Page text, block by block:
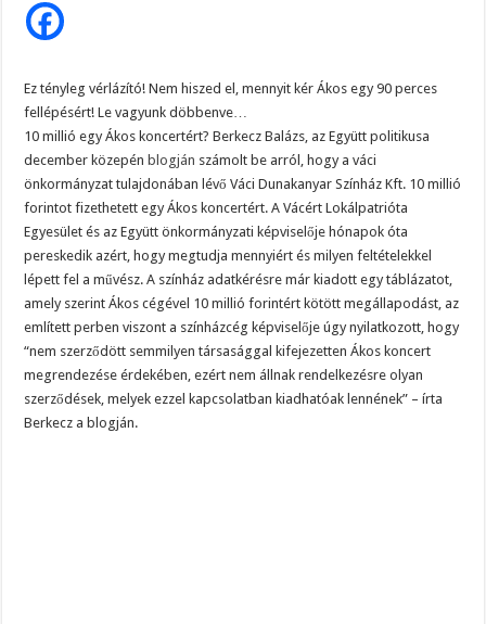
a
bicska..
Ennyi
pénzt
Ákos
90
perces
koncertért..
Ezért
mennyit
dolgozol?
Ez tényleg vérlázító! Nem hiszed el, mennyit kér Ákos egy 90 perces
fellépésért! Le vagyunk döbbenve…
10 millió egy Ákos koncertért? Berkecz Balázs, az Együtt politikusa
december közepénblogján számolt be arról, hogy a váci
önkormányzat tulajdonában lévő Váci Dunakanyar Színház Kft. 10 millió
forintot fizethetett egy Ákos koncertért. A Vácért Lokálpatrióta
Egyesület és az Együtt önkormányzati képviselője hónapok óta
pereskedik azért, hogy megtudja mennyiért és milyen feltételekkel
lépett fel a művész. A színház adatkérésre már kiadott egy táblázatot,
amely szerint Ákos cégével 10 millió forintért kötött megállapodást, az
említett perben viszont a színházcég képviselője úgy nyilatkozott, hogy
“nem szerződött semmilyen társasággal kifejezetten Ákos koncert
megrendezése érdekében, ezért nem állnak rendelkezésre olyan
szerződések, melyek ezzel kapcsolatban kiadhatóak lennének” – írta
Berkecz a blogján.